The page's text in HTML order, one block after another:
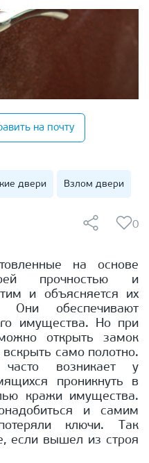
на почту
двери Взлом двери
0
на основе
прочностью и
и объясняется их
Они обеспечивают
имущества. Но при
открыть замок
само полотно.
возникает у
проникнуть в
кражи имущества.
и самим
ключи. Так
если вышел из строя